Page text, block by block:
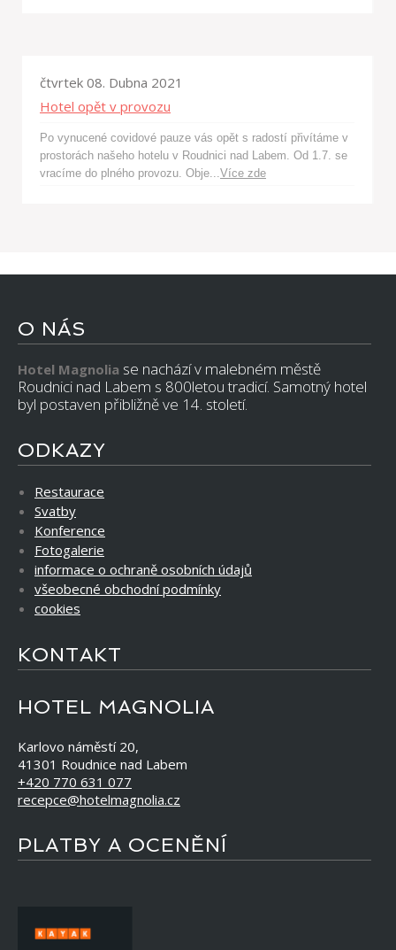
čtvrtek 08. Dubna 2021
Hotel opět v provozu
Po vynucené covidové pauze vás opět s radostí přivítáme v
prostorách našeho hotelu v Roudnici nad Labem. Od 1.7. se
vracíme do plného provozu. Obje...Více zde
O NÁS
Hotel Magnolia se nachází v malebném městě
Roudnici nad Labem s 800letou tradicí. Samotný hotel
byl postaven přibližně ve 14. století.
ODKAZY
Restaurace
Svatby
Konference
Fotogalerie
informace o ochraně osobních údajů
všeobecné obchodní podmínky
cookies
KONTAKT
HOTEL MAGNOLIA
Karlovo náměstí 20,
41301 Roudnice nad Labem
+420 770 631 077
recepce@hotelmagnolia.cz
PLATBY A OCENĚNÍ